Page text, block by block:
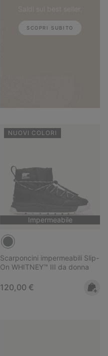
SCOPRI SUBITO
NUOVI COLORI
Impermeabile
Scarponcini impermeabili Slip-
On WHITNEY™ III da donna
Regular price:
120,00 €